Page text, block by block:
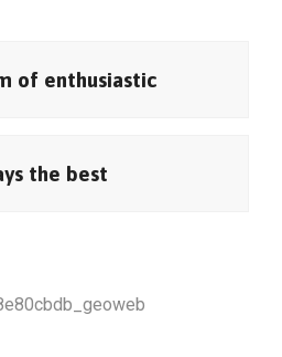
of enthusiastic
the best